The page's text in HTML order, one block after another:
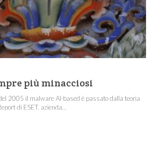
più minacciosi
2005 il malware AI-based è passato dalla teoria
di ESET, azienda...